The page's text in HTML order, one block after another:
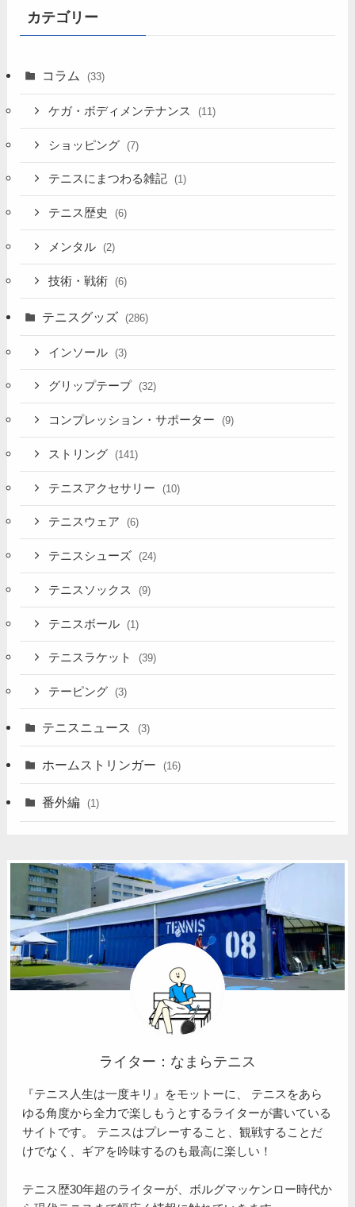
カテゴリー
コラム (33)
ケガ・ボディメンテナンス (11)
ショッピング (7)
テニスにまつわる雑記 (1)
テニス歴史 (6)
メンタル (2)
技術・戦術 (6)
テニスグッズ (286)
インソール (3)
グリップテープ (32)
コンプレッション・サポーター (9)
ストリング (141)
テニスアクセサリー (10)
テニスウェア (6)
テニスシューズ (24)
テニスソックス (9)
テニスボール (1)
テニスラケット (39)
テーピング (3)
テニスニュース (3)
ホームストリンガー (16)
番外編 (1)
ライター：なまらテニス
『テニス人生は一度キリ』をモットーに、 テニスをあら
ゆる角度から全力で楽しもうとするライターが書いている
サイトです。 テニスはプレーすること、観戦することだ
けでなく、ギアを吟味するのも最高に楽しい！
テニス歴30年超のライターが、ボルグマッケンロー時代か